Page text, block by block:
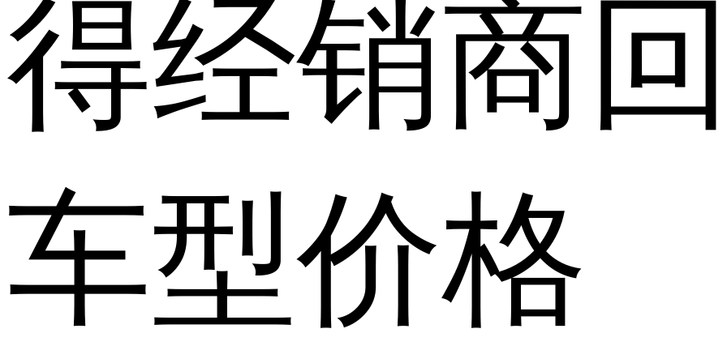
得经销商
车型价格